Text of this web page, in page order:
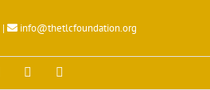
info@thetlcfoundation.org
Facebook